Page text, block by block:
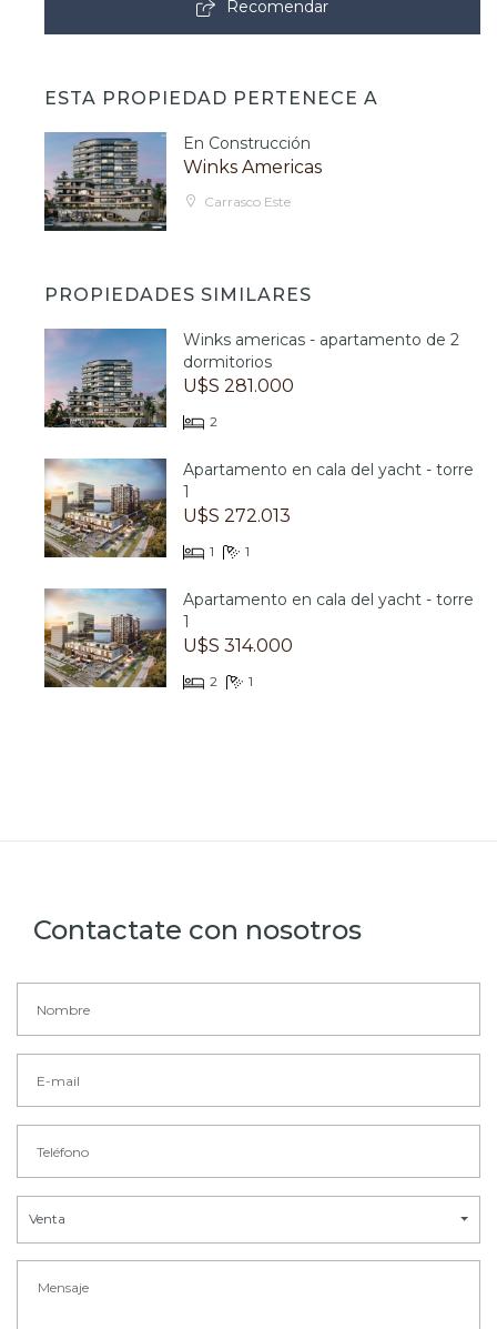
Recomendar
ESTA PROPIEDAD PERTENECE A
En Construcción
Winks Americas
Carrasco Este
PROPIEDADES SIMILARES
Winks americas - apartamento de 2
dormitorios
U$S 281.000
2
Apartamento en cala del yacht - torre
1
U$S 272.013
1 1
Apartamento en cala del yacht - torre
1
U$S 314.000
2 1
Contactate con nosotros
Venta